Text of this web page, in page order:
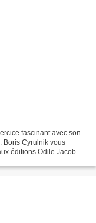
fascinant avec son
Boris Cyrulnik vous
éditions Odile Jacob.